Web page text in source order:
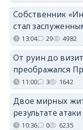
Собственник
стал
13:04 29 4982
От руин до
преображался
11:00 3 1642
Двое мирных
результате
10:36 0 6235